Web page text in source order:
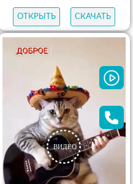
ОТКРЫТЬ СКАЧАТЬ